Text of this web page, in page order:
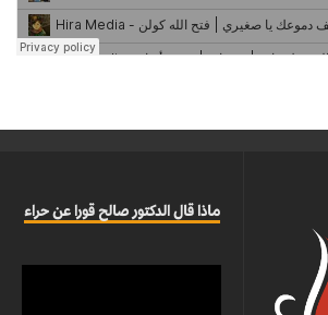
ماذا قال الدكتور صالح قورا عن حراء